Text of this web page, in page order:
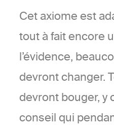
Cet axiome est
tout à fait encore
l’évidence,
devront changer.
devront bouger, y
conseil qui